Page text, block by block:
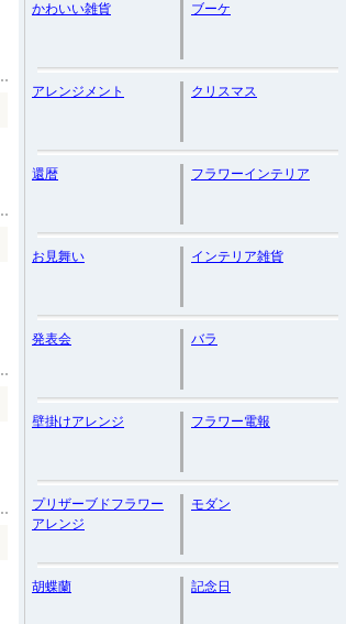
かわいい雑貨 ブーケ
アレンジメント クリスマス
還暦 フラワーインテリア
お見舞い インテリア雑貨
発表会 バラ
壁掛けアレンジ フラワー電報
プリザーブドフラワー
アレンジ
モダン
胡蝶蘭 記念日